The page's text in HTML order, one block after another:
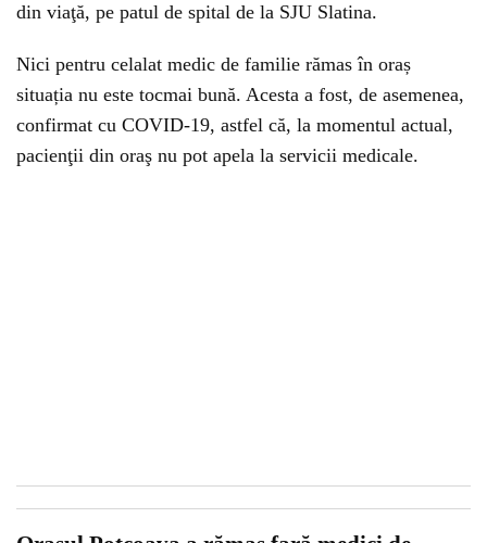
din viaţă, pe patul de spital de la SJU Slatina.
Nici pentru celalat medic de familie rămas în oraș
situația nu este tocmai bună. Acesta a fost, de asemenea,
confirmat cu COVID-19, astfel că, la momentul actual,
pacienţii din oraş nu pot apela la servicii medicale.